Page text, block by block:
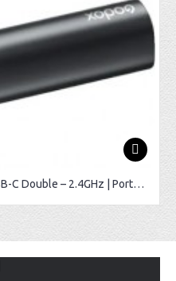
Godox C01 K2 Micro Sans Fil USB-C Double – 2.4GHz | Portée 200m